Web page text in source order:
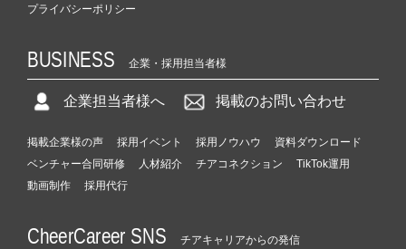
プライバシーポリシー
BUSINESS 企業・採用担当者様
企業担当者様へ 掲載のお問い合わせ
掲載企業様の声 採用イベント 採用ノウハウ
資料ダウンロード
ベンチャー合同研修
人材紹介 チアコネクション
TikTok運用
動画制作
採用代行
CheerCareer SNS チアキャリアからの発信